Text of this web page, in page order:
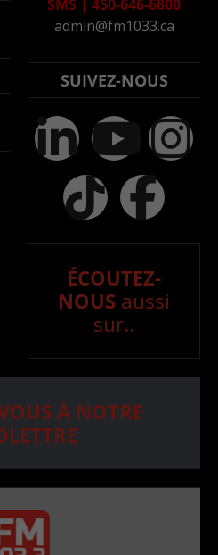
SMS | 450-646-6800
admin@fm1033.ca
SUIVEZ-NOUS
ÉCOUTEZ-
NOUS aussi
sur..
À NOTRE